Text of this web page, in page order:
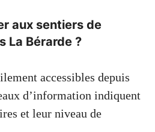
aux sentiers de
La Bérarde ?
accessibles depuis
d’information indiquent
et leur niveau de